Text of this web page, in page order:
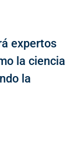
expertos
la ciencia
la